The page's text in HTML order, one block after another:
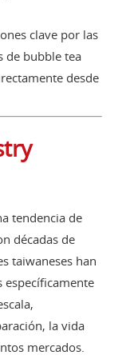
clave por las
de bubble tea
desde
tendencia de
décadas de
taiwaneses han
específicamente
la vida
mercados.